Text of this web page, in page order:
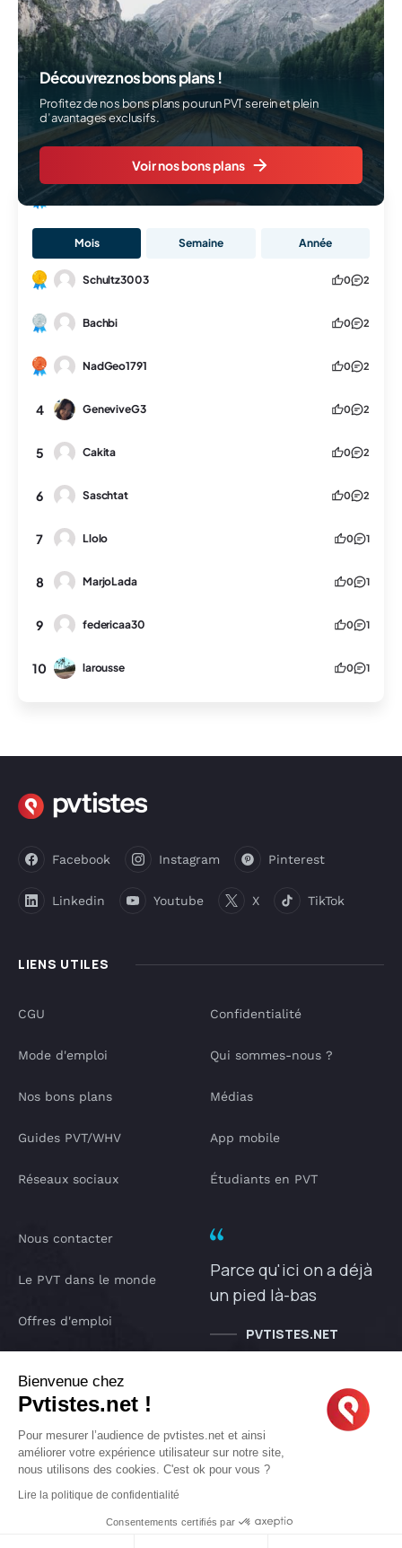
Mois Semaine Année
Schultz3003 0 2
Bachbi 0 2
NadGeo1791 0 2
4 GeneviveG3 0 2
5 Cakita 0 2
6 Saschtat 0 2
7 Llolo 0 1
8 MarjoLada 0 1
9 federicaa30 0 1
10 larousse 0 1
Découvrez nos bons plans !
Profitez de nos bons plans pour un PVT serein et plein
d’avantages exclusifs.
Voir nos bons plans
LIENS UTILES
Facebook Instagram Pinterest
Linkedin Youtube X TikTok
CGU
Mode d'emploi
Nos bons plans
Guides PVT/WHV
Réseaux sociaux
Confidentialité
Qui sommes-nous ?
Médias
App mobile
Étudiants en PVT
Nous contacter
Le PVT dans le monde
Offres d'emploi
IA pvtistes
Parce qu'ici on a déjà
un pied là-bas
PVTISTES.NET
Copyright © 2005-2026 pvtistes.net
Bienvenue chez
Pvtistes.net !
Pour mesurer l’audience de pvtistes.net et ainsi
améliorer votre expérience utilisateur sur notre site,
nous utilisons des cookies. C'est ok pour vous ?
Lire la politique de confidentialité
Consentements certifiés par